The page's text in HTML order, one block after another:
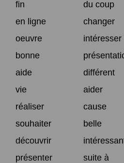
fin
du coup
en ligne
changer
oeuvre
intéresser
bonne
aide
différent
vie
aider
réaliser
cause
souhaiter
belle
découvrir
présenter
suite à